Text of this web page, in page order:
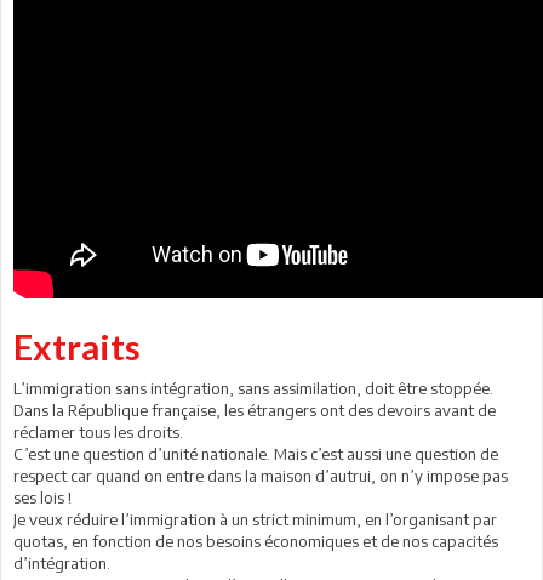
Extraits
L’immigration sans intégration, sans assimilation, doit être stoppée.
Dans la République française, les étrangers ont des devoirs avant de
réclamer tous les droits.
C’est une question d’unité nationale. Mais c’est aussi une question de
respect car quand on entre dans la maison d’autrui, on n’y impose pas
ses lois !
Je veux réduire l’immigration à un strict minimum, en l’organisant par
quotas, en fonction de nos besoins économiques et de nos capacités
d’intégration.